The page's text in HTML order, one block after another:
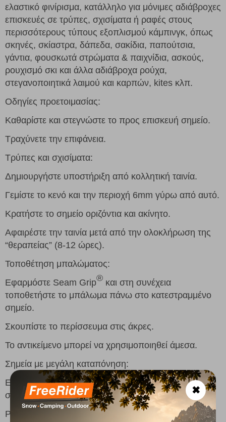
ελαστικό φινίρισμα, κατάλληλο για μόνιμες αδιάβροχες
επισκευές σε τρύπες, σχισίματα ή ραφές στους
περισσότερους τύπους εξοπλισμού κάμπινγκ, όπως
σκηνές, σκίαστρα, δάπεδα, σακίδια, παπούτσια,
γάντια, φουσκωτά στρώματα & παιχνίδια, ασκούς,
ρουχισμό σκι και άλλα αδιάβροχα ρούχα,
στεγανοποιητικά λαιμού και καρπών, kites κλπ.
Οδηγίες προετοιμασίας:
Καθαρίστε και στεγνώστε το προς επισκευή σημείο.
Τραχύνετε την επιφάνεια.
Τρύπες και σχισίματα:
Δημιουργήστε υποστήριξη από κολλητική ταινία.
Γεμίστε το κενό και την περιοχή 6mm γύρω από αυτό.
Κρατήστε το σημείο οριζόντια και ακίνητο.
Αφαιρέστε την ταινία μετά από την ολοκλήρωση της
“θεραπείας” (8-12 ώρες).
Τοποθέτηση μπαλώματος:
Εφαρμόστε Seam Grip® και στη συνέχεια
τοποθετήστε το μπάλωμα πάνω στο κατεστραμμένο
σημείο.
Σκουπίστε το περίσσευμα στις άκρες.
Το αντικείμενο μπορεί να χρησιμοποιηθεί άμεσα.
Σημεία με μεγάλη καταπόνηση:
Εφαρμόστε ένα λεπτό στρώμα Seam Grip®στο
σημείο.
Ραφές: Εφαρμόστε Seam Grip ®στο εσωτερικό της
✖